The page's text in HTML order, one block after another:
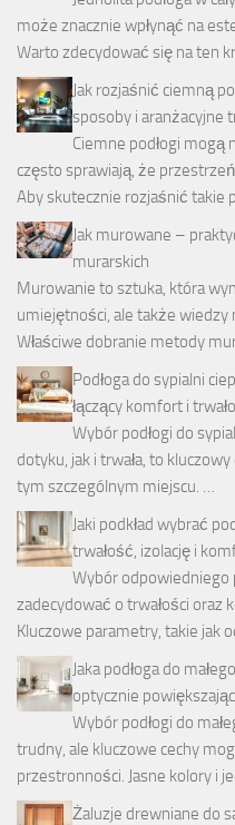
może znacznie wpłynąć na
Warto zdecydować się na ten
Jak rozjaśnić ciemną
sposoby i aranżacyjne
Ciemne podłogi mogą
często sprawiają, że
Aby skutecznie rozjaśnić takie
Jak murowane –
murarskich
Murowanie to sztuka, która
umiejętności, ale także wiedzy
Właściwe dobranie metody
Podłoga do sypialni
łączący komfort i
Wybór podłogi do
dotyku, jak i trwała, to
tym szczególnym miejscu. …
Jaki podkład wybrać
trwałość, izolację i
Wybór odpowiedniego
zadecydować o trwałości oraz
Kluczowe parametry, takie jak
Jaka podłoga do
optycznie
Wybór podłogi do
trudny, ale kluczowe cechy
przestronności. Jasne kolory i
Żaluzje drewniane do